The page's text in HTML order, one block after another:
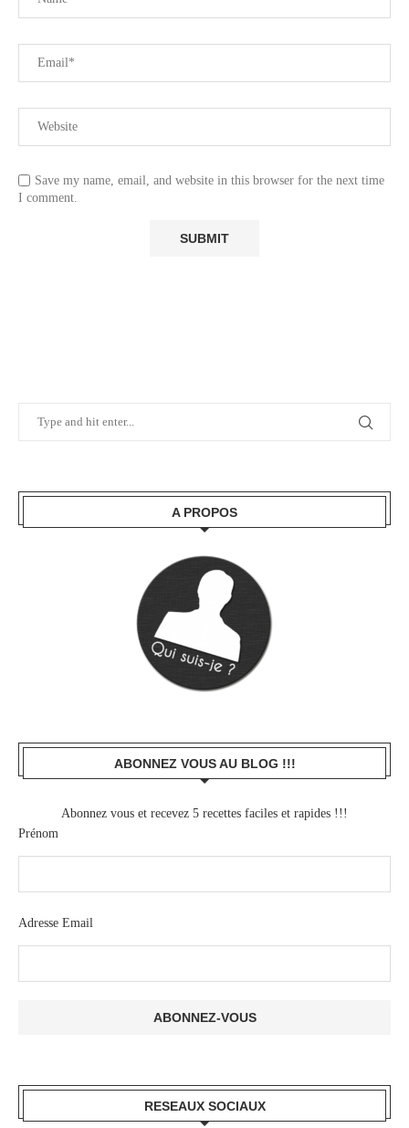
Save my name, email, and website in this browser for the next time
I comment.
A PROPOS
ABONNEZ VOUS AU BLOG !!!
Abonnez vous et recevez 5 recettes faciles et rapides !!!
Prénom
Adresse Email
RESEAUX SOCIAUX